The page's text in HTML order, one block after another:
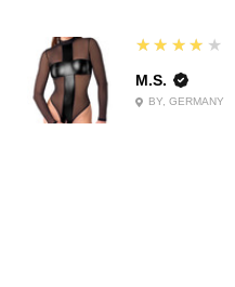
4
★★★★★
M.S.
BY, GERMANY